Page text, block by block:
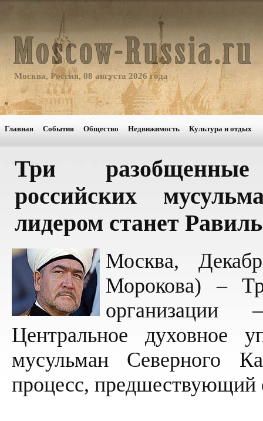
Москва, Россия, 08 августа 2026 года
Главная События Общество Недвижимость Культура и отдых
Три разобщенные
российских
лидером станет
Москва,
Морокова) –
Центральное духовное
мусульман Северного
процесс, предшествующий